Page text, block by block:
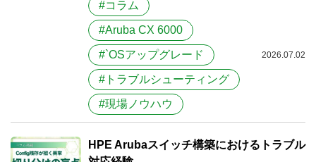
#コラム
#Aruba CX 6000
#`​OSアップグレード
#トラブルシューティング
#現場ノウハウ
2026.07.02
HPE Arubaスイッチ構築におけるトラブル